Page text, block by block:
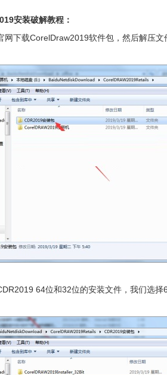
安装破解教程：
网下载CorelDraw2019软件包，然后解压文
64位和32位的安装文件，我们选